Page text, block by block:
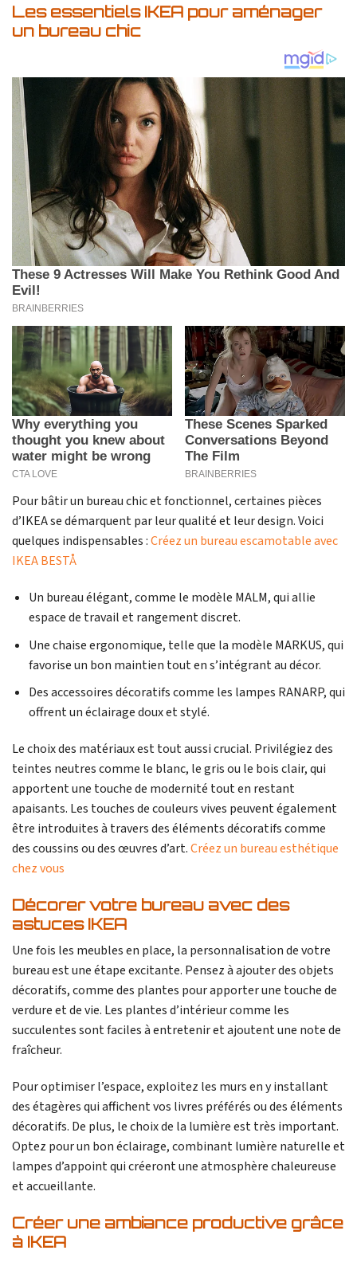
Les essentiels IKEA pour aménager
un bureau chic
Pour bâtir un bureau chic et fonctionnel, certaines pièces
d’IKEA se démarquent par leur qualité et leur design. Voici
quelques indispensables :Créez un bureau escamotable avec
IKEA BESTÅ
Un bureau élégant, comme le modèle MALM, qui allie
espace de travail et rangement discret.
Une chaise ergonomique, telle que la modèle MARKUS, qui
favorise un bon maintien tout en s’intégrant au décor.
Des accessoires décoratifs comme les lampes RANARP, qui
offrent un éclairage doux et stylé.
Le choix des matériaux est tout aussi crucial. Privilégiez des
teintes neutres comme le blanc, le gris ou le bois clair, qui
apportent une touche de modernité tout en restant
apaisants. Les touches de couleurs vives peuvent également
être introduites à travers des éléments décoratifs comme
des coussins ou des œuvres d’art.Créez un bureau esthétique
chez vous
Décorer votre bureau avec des
astuces IKEA
Une fois les meubles en place, la personnalisation de votre
bureau est une étape excitante. Pensez à ajouter des objets
décoratifs, comme des plantes pour apporter une touche de
verdure et de vie. Les plantes d’intérieur comme les
succulentes sont faciles à entretenir et ajoutent une note de
fraîcheur.
Pour optimiser l’espace, exploitez les murs en y installant
des étagères qui affichent vos livres préférés ou des éléments
décoratifs. De plus, le choix de la lumière est très important.
Optez pour un bon éclairage, combinant lumière naturelle et
lampes d’appoint qui créeront une atmosphère chaleureuse
et accueillante.
Créer une ambiance productive grâce
à IKEA